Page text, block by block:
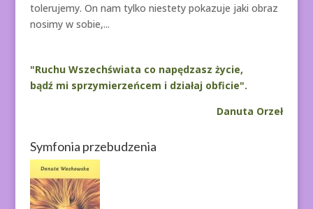
tolerujemy. On nam tylko niestety pokazuje jaki obraz
nosimy w sobie,...
"Ruchu Wszechświata co napędzasz życie,
bądź mi sprzymierzeńcem i działaj obficie".
Danuta Orzeł
Symfonia przebudzenia